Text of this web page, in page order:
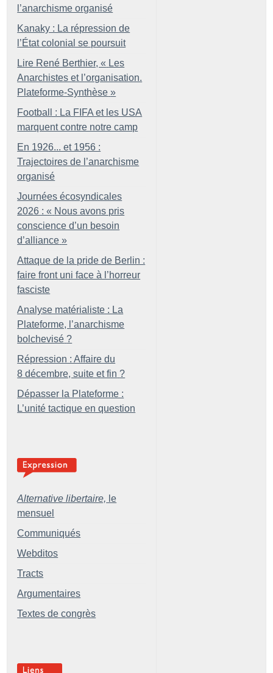
l’anarchisme organisé
Kanaky : La répression de
l’État colonial se poursuit
Lire René Berthier, « Les
Anarchistes et l’organisation.
Plateforme-Synthèse »
Football : La FIFA et les USA
marquent contre notre camp
En 1926... et 1956 :
Trajectoires de l’anarchisme
organisé
Journées écosyndicales
2026 : « Nous avons pris
conscience d’un besoin
d’alliance »
Attaque de la pride de Berlin :
faire front uni face à l’horreur
fasciste
Analyse matérialiste : La
Plateforme, l’anarchisme
bolchevisé ?
Répression : Affaire du
8 décembre, suite et fin ?
Dépasser la Plateforme :
L’unité tactique en question
Alternative libertaire, le
mensuel
Communiqués
Webditos
Tracts
Argumentaires
Textes de congrès